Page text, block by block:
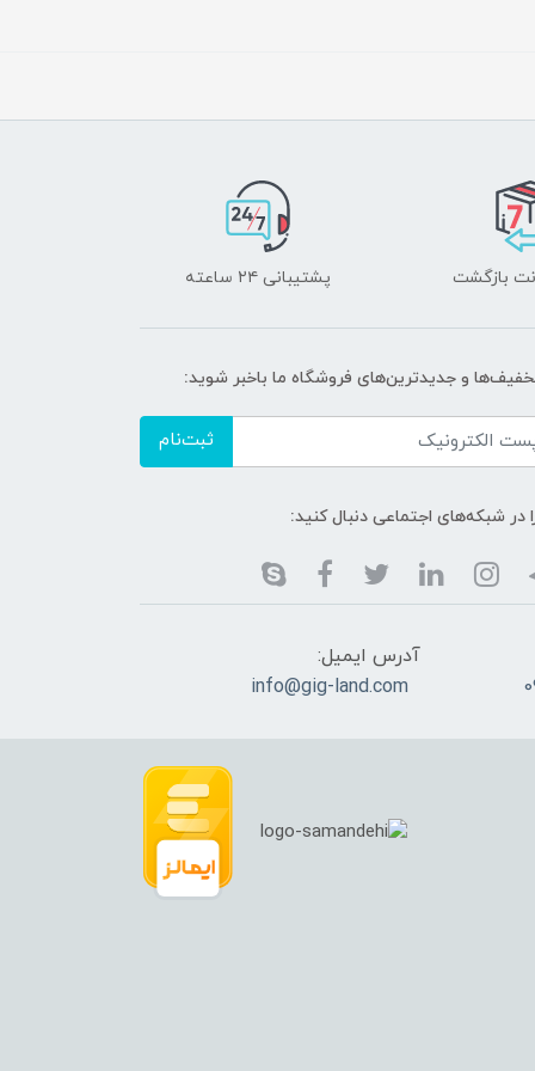
پشتیبانی ۲۴ ساعته
و جدیدترین‌های فروشگاه ما باخبر شوید:
ثبت‌نام
در شبکه‌های اجتماعی دنبال کنید:
آدرس ایمیل:
info@gig-land.com